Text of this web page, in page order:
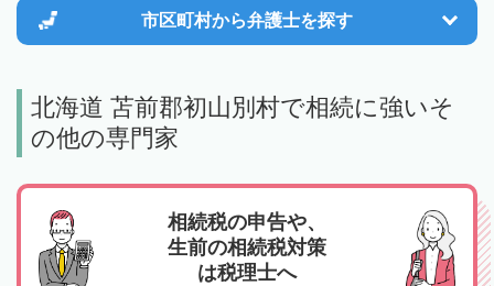
市区町村から弁護士を探す
北海道 苫前郡初山別村で相続に強いそ
の他の専門家
相続税の申告や、
生前の相続税対策
は税理士へ